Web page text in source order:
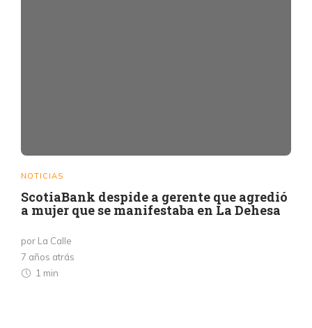
NOTICIAS
ScotiaBank despide a gerente que agredió
a mujer que se manifestaba en La Dehesa
por La Calle
7 años atrás
1 min